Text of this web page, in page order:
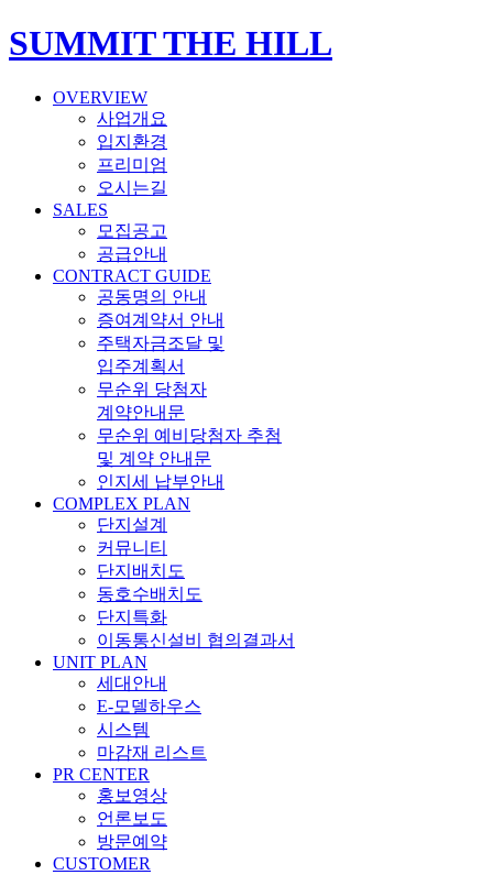
SUMMIT THE HILL
OVERVIEW
사업개요
입지환경
프리미엄
오시는길
SALES
모집공고
공급안내
CONTRACT GUIDE
공동명의 안내
증여계약서 안내
주택자금조달 및
입주계획서
무순위 당첨자
계약안내문
무순위 예비당첨자 추첨
및 계약 안내문
인지세 납부안내
COMPLEX PLAN
단지설계
커뮤니티
단지배치도
동호수배치도
단지특화
이동통신설비 협의결과서
UNIT PLAN
세대안내
E-모델하우스
시스템
마감재 리스트
PR CENTER
홍보영상
언론보도
방문예약
CUSTOMER